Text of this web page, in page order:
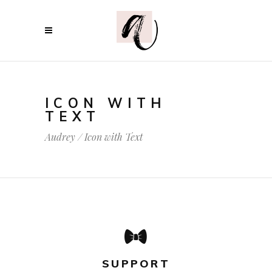
ICON WITH
TEXT
Audrey/Icon with Text
SUPPORT